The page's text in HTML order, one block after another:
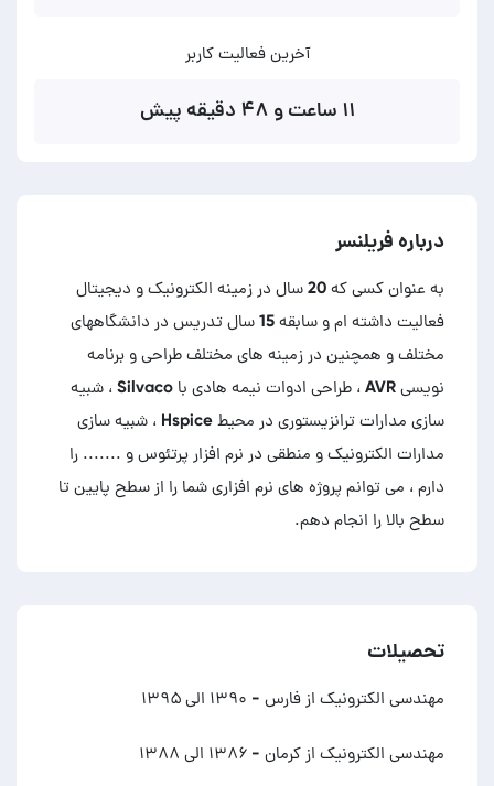
آخرین فعالیت کاربر
۱۱ ساعت و ۴۸ دقیقه پیش
درباره فریلنسر
به عنوان کسی که 20 سال در زمینه الکترونیک و دیجیتال
فعالیت داشته ام و سابقه 15 سال تدریس در دانشگاههای
مختلف و همچنین در زمینه های مختلف طراحی و برنامه
نویسی AVR ، طراحی ادوات نیمه هادی با Silvaco ، شبیه
سازی مدارات ترانزیستوری در محیط Hspice ، شبیه سازی
مدارات الکترونیک و منطقی در نرم افزار پرتئوس و ....... را
دارم ، می توانم پروژه های نرم افزاری شما را از سطح پایین تا
سطح بالا را انجام دهم.
تحصیلات
مهندسی الکترونیک از فارس - ۱۳۹۰ الی ۱۳۹۵
مهندسی الکترونیک از کرمان - ۱۳۸۶ الی ۱۳۸۸